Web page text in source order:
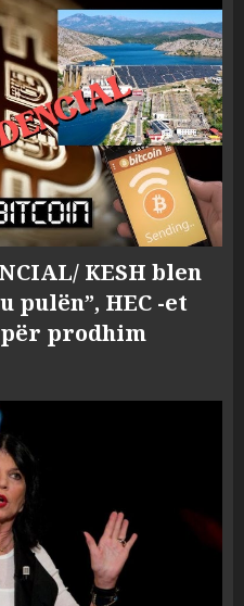
KESH blen
pulën”, HEC -et
prodhim